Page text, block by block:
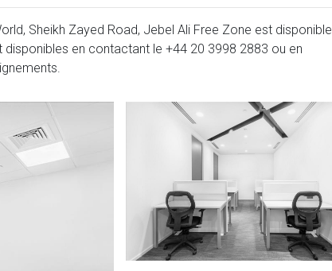
Sheikh Zayed Road, Jebel Ali Free Zone est disponible
en contactant le +44 20 3998 2883 ou en